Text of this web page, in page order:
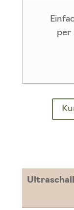
per
Ultraschall